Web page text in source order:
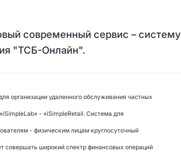
современный сервис – систему
"ТСБ-Онлайн".
организации удаленного обслуживания частных
- «iSimpleRetail. Система для
- физическим лицам круглосуточный
совершать широкий спектр финансовых операций